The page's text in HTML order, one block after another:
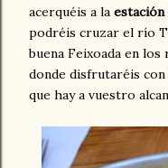
acerquéis a la estación
podréis cruzar el río
buena Feixoada en
donde disfrutaréis con
que hay a vuestro